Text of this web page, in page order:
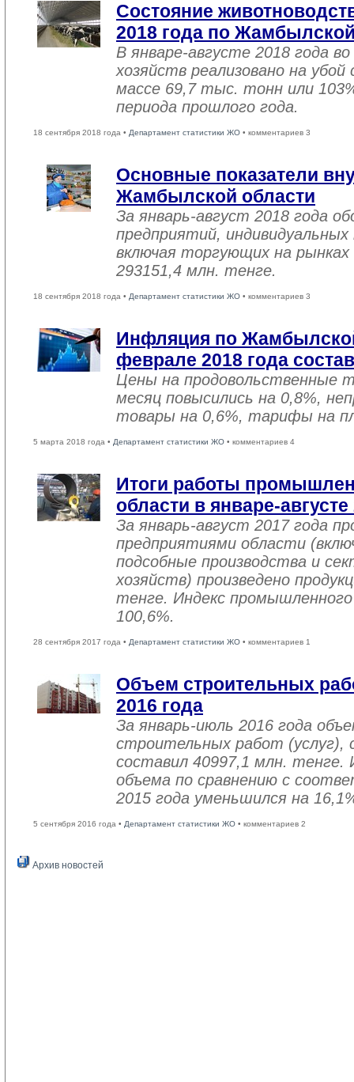
Состояние
2018 года по
В январе-августе 2018 года
хозяйств реализовано на
массе 69,7 тыс. тонн или
периода прошлого года.
18 сентября 2018 года • Департамент статистики ЖО • комментариев 3
Основные показатели
Жамбылской области
За январь-август 2018 года
предприятий,
включая торгующих на рынках
293151,4 млн. тенге.
18 сентября 2018 года • Департамент статистики ЖО • комментариев 3
Инфляция по
феврале 2018 года
Цены на продовольственные
месяц повысились на 0,8%,
товары на 0,6%, тарифы на
5 марта 2018 года • Департамент статистики ЖО • комментариев 4
Итоги работы
области в январе-августе
За январь-август 2017 года
предприятиями области
подсобные производства и
хозяйств) произведено
тенге. Индекс
100,6%.
28 сентября 2017 года • Департамент статистики ЖО • комментариев 1
Объем строительных
2016 года
За январь-июль 2016 года
строительных работ (услуг),
составил 40997,1 млн. тенге.
объема по сравнению с
2015 года уменьшился на
5 сентября 2016 года • Департамент статистики ЖО • комментариев 2
Архив новостей